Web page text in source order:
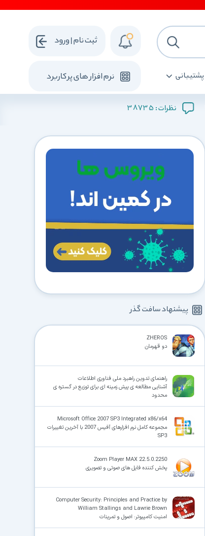
پشتیبانی نرم افزار های پرکاربرد
ثبت نام | ورود
نظرات : 38735
پیشنهاد سافت گذر
ZHEROS
دو قهرمان
راهنمای تدوین راهبرد ملی فناوری اطلاعات
آشنایی مطالعه ی پیش زمینه ای برای توزیع در گستره ی
محدود
Microsoft Office 2007 SP3 Integrated x86/x64
مجموعه کامل نرم افزارهای آفیس 2007 با آخرین تغییرات
SP3
Zoom Player MAX 22.5.0.2250
پخش کننده فایل های صوتی و تصویری
Computer Security: Principles and Practice by
William Stallings and Lawrie Brown
امنیت کامپیوتر: اصول و تمرینات